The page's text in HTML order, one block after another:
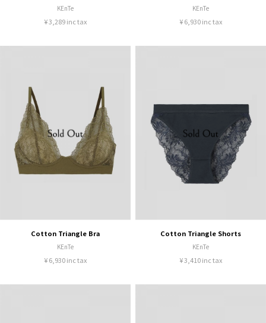
KEnTe
¥ 3,289 inc tax
KEnTe
¥ 6,930 inc tax
Cotton Triangle Bra
KEnTe
¥ 6,930 inc tax
Cotton Triangle Shorts
KEnTe
¥ 3,410 inc tax